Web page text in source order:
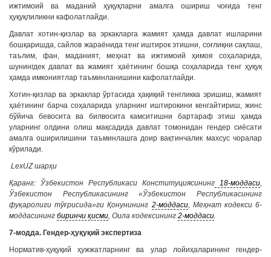
ижтимоий ва маданий ҳуқуқларни амалга ошириш чоғида тенг
ҳуқуқлиликни кафолатлайди.
Давлат хотин-қизлар ва эркакларга жамият ҳамда давлат ишларини
бошқаришда, сайлов жараёнида тенг иштирок этишни, соғлиқни сақлаш,
таълим, фан, маданият, меҳнат ва ижтимоий ҳимоя соҳаларида,
шунингдек давлат ва жамият ҳаётининг бошқа соҳаларида тенг ҳуқуқ
ҳамда имкониятлар таъминланишини кафолатлайди.
Хотин-қизлар ва эркаклар ўртасида ҳақиқий тенгликка эришиш, жамият
ҳаётининг барча соҳаларида уларнинг иштирокини кенгайтириш, жинс
бўйича бевосита ва билвосита камситишни бартараф этиш ҳамда
уларнинг олдини олиш мақсадида давлат томонидан гендер сиёсати
амалга оширилишини таъминлашга доир вақтинчалик махсус чоралар
кўрилади.
LexUZ шарҳи
Қаранг: Ўзбекистон Республикаси Конституциясининг 18-моддаси,
Ўзбекистон Республикасининг «Ўзбекистон Республикасининг
фуқаролиги тўғрисида»ги Қонунининг 2-моддаси, Меҳнат кодекси 6-
моддасининг биринчи қисми, Оила кодексининг 2-моддаси.
7-модда. Гендер-ҳуқуқий экспертиза
Норматив-ҳуқуқий ҳужжатларнинг ва улар лойиҳаларининг гендер-